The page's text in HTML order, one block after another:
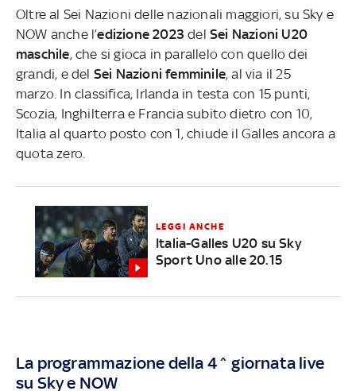
Oltre al Sei Nazioni delle nazionali maggiori, su Sky e
NOW anche l’edizione 2023 del Sei Nazioni U20
maschile, che si gioca in parallelo con quello dei
grandi, e del Sei Nazioni femminile, al via il 25
marzo. In classifica, Irlanda in testa con 15 punti,
Scozia, Inghilterra e Francia subito dietro con 10,
Italia al quarto posto con 1, chiude il Galles ancora a
quota zero.
LEGGI ANCHE
Italia-Galles U20 su Sky
Sport Uno alle 20.15
La programmazione della 4^ giornata live
su Sky e NOW